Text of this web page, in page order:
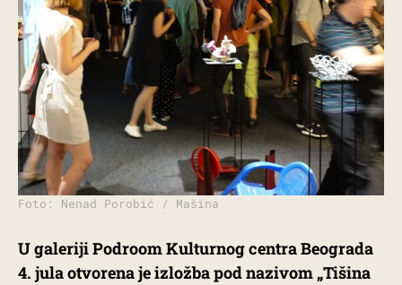
Foto: Nenad Porobić / Mašina
U galeriji Podroom Kulturnog centra Beograda
4. jula otvorena je izložba pod nazivom „Tišina